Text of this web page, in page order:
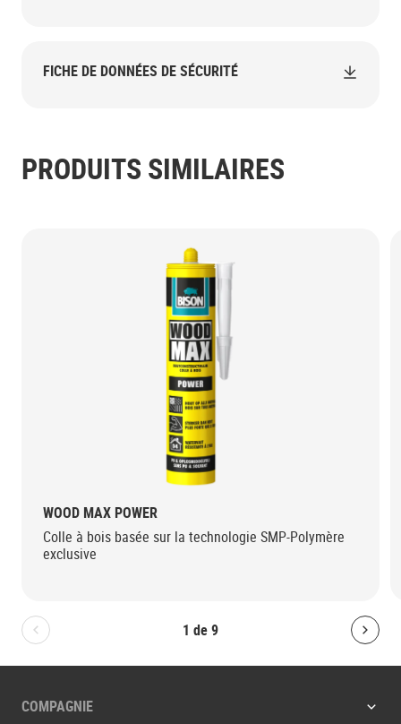
FICHE DE DONNÉES DE SÉCURITÉ
PRODUITS SIMILAIRES
1 de9
Bolton.General.PreviousSlide
WOOD MAX POWER
Colle à bois basée sur la technologie SMP-Polymère
exclusive
COMPAGNIE